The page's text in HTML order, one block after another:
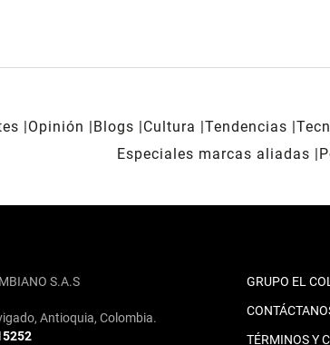
Opinión Blogs Cultura Tendencias
Especiales marcas aliadas
S.A.S
Antioquia, Colombia.
GRUPO EL
TÉRMINOS Y